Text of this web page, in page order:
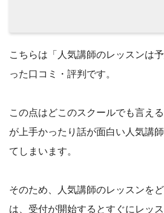
こちらは「人気講師のレッスンは
った口コミ・評判です。
この点はどこのスクールでも言え
が上手かったり話が面白い人気講
てしまいます。
そのため、人気講師のレッスンを
は、受付が開始するとすぐにレッ